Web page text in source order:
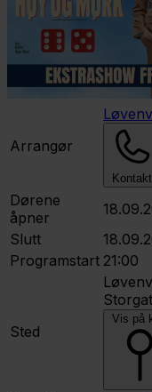
Arrangør
Kontakt
Dørene
åpner
Slutt
Programstart 21:00
Sted
Vis på